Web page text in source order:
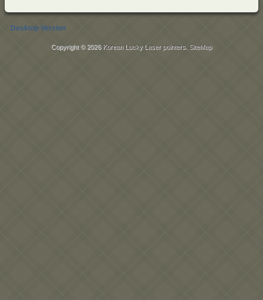
Desktop Version
Copyright © 2026 Korean Lucky Laser pointers SiteMap